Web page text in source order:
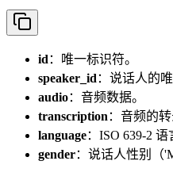
id ：唯一标识符。
speaker_id ：说话人的
audio：音频数据。
transcription ：音频的转
language：ISO 639-2 语
gender：说话人性别（